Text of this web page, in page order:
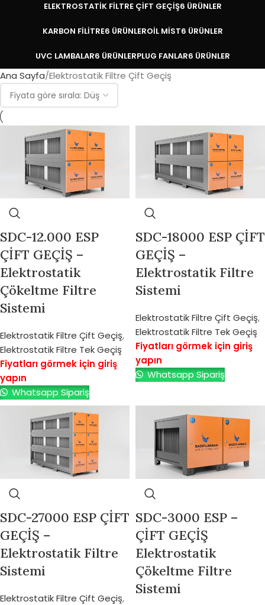
ELEKTROSTATIK FILTRE ÇIFT GEÇIŞ6 ÜRÜNLER
KARBON FILITRE6 ÜRÜNLEROIL MIST6 ÜRÜNLER
UVC LAMBALAR6 ÜRÜNLERPLUG FANLAR6 ÜRÜNLER
Ana Sayfa Elektrostatik Filtre Çift Geçiş
SDC-12.000 ESP
ÇİFT GEÇİŞ –
Elektrostatik
Çökeltme Filtre
Sistemi
Elektrostatik Filtre Çift Geçiş,
Elektrostatik Filtre Tek Geçiş
Fiyatları görmek için giriş
yapın
Whatsapp Sipariş
SDC-18000 ESP ÇİFT
GEÇİŞ –
Elektrostatik Filtre
Sistemi
Elektrostatik Filtre Çift Geçiş,
Elektrostatik Filtre Tek Geçiş
Fiyatları görmek için giriş
yapın
Whatsapp Sipariş
SDC-27000 ESP ÇİFT
GEÇİŞ –
Elektrostatik Filtre
Sistemi
Elektrostatik Filtre Çift Geçiş,
SDC-3000 ESP –
ÇİFT GEÇİŞ
Elektrostatik
Çökeltme Filtre
Sistemi